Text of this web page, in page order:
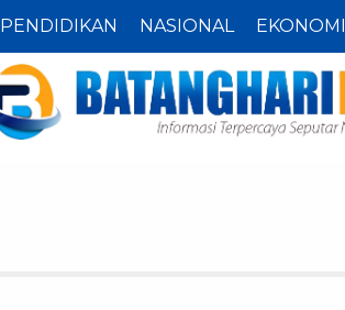
PENDIDIKAN NASIONAL EKONOMI